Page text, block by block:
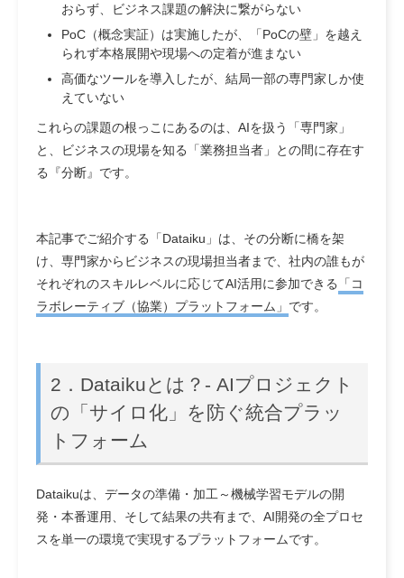
おらず 、ビジネス課題の解決に繋がらない
PoC（概念実証）は実施したが、
「PoCの壁」を越え
られず本格展開や現場への定着が進まない
高価なツールを導入したが、結局一部の専門家しか使
えていない
これらの課題の根っこにあるのは、AIを扱う「専門家」
と、ビジネスの現場を知る「業務担当者」との間に存在す
る
『分断』 です。
本記事でご紹介する「Dataiku」は、その分断に橋を架
け、専門家からビジネスの現場担当者まで、社内の誰もが
それぞれのスキルレベルに応じてAI活用に参加できる
「コ
ラボレーティブ（協業）プラットフォーム」 です。
2． Dataikuとは？- AIプロジェクト
の「サイロ化」を防ぐ統合プラッ
トフォーム
Dataikuは、データの準備・加工～機械学習モデルの開
発・本番運用、そして結果の共有まで、AI開発の全プロセ
スを単一の環境で実現するプラットフォームです。